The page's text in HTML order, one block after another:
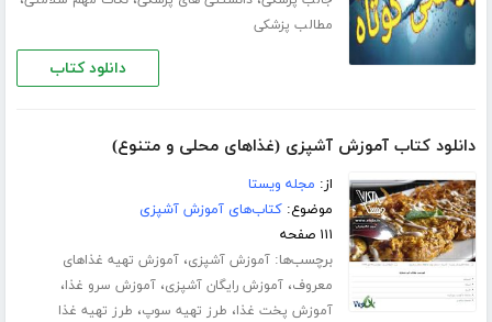
مطالب پزشکی
دانلود کتاب
دانلود کتاب آموزش آشپزی (غذاهای محلی و متنوع)
از: مجله ویستا
موضوع:کتاب‌های آموزش آشپزی
۱۱۱ صفحه
برچسب‌ها:آموزش آشپزی،آموزش تهیه غذاهای
معروف،آموزش رایگان آشپزی،آموزش سرو غذا،
آموزش پخت غذا، طرز تهیه سوپ، طرز تهیه غذا